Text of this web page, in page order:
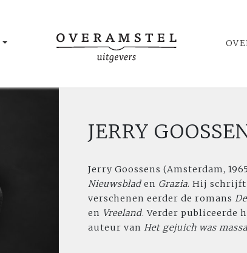
JERRY
Jerry Goossens (Amsterdam,
Nieuwsblad en Grazia. Hij schrijft
verschenen eerder de romans
en Vreeland. Verder publiceerde
auteur van Het gejuich was